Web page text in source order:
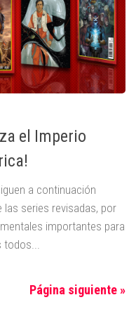
el Imperio
a continuación
series revisadas, por
importantes para
Página siguiente »